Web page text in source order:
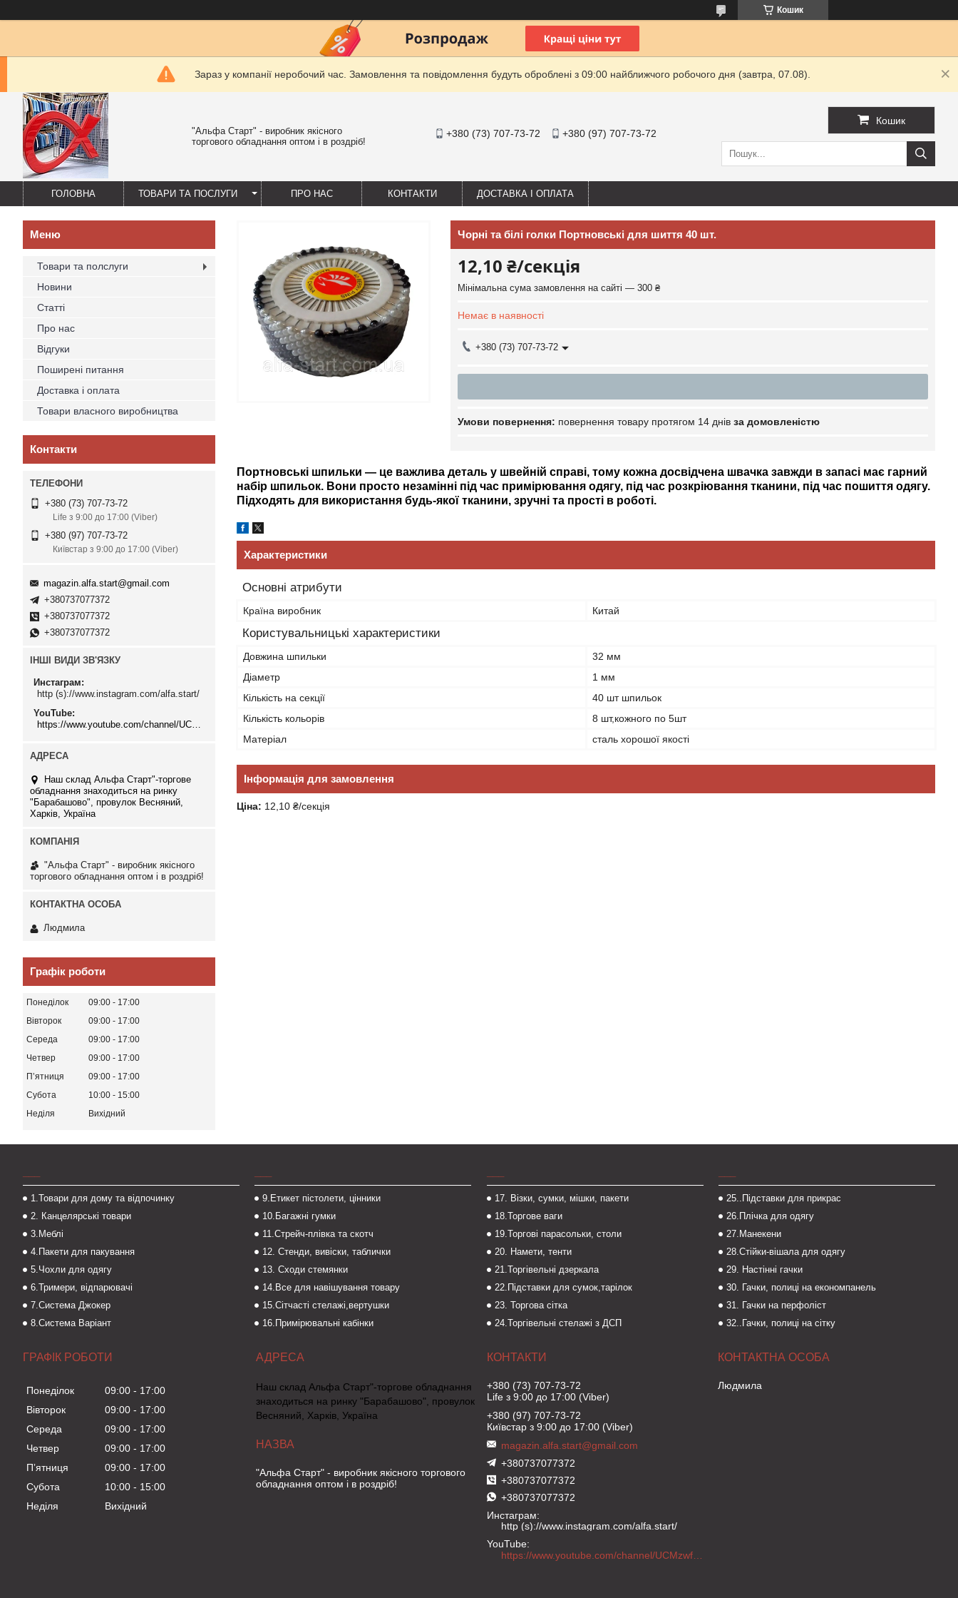
Кошик
Зараз у компанії неробочий час. Замовлення та повідомлення будуть оброблені з 09:00 найближчого робочого дня (завтра, 07.08).
"Альфа Старт" - виробник якісного
торгового обладнання оптом і в роздріб!
+380 (73) 707-73-72 +380 (97) 707-73-72
Кошик
ГОЛОВНА ТОВАРИ ТА ПОСЛУГИ ПРО НАС КОНТАКТИ ДОСТАВКА І ОПЛАТА
Чорні та білі голки Портновські для шиття 40 шт.
12,10 ₴/секція
Мінімальна сума замовлення на сайті — 300 ₴
Немає в наявності
+380 (73) 707-73-72
повернення товару протягом 14 днів за домовленістю
Портновські шпильки — це важлива деталь у швейній справі, тому кожна досвідчена швачка завжди в запасі має гарний
набір шпильок. Вони просто незамінні під час примірювання одягу, під час розкріювання тканини, під час пошиття одягу.
Підходять для використання будь-якої тканини, зручні та прості в роботі.
Характеристики
Основні атрибути
Країна виробник Китай
Користувальницькі характеристики
Довжина шпильки
32 мм
Діаметр
1 мм
Кількість на секції
40 шт шпильок
Кількість кольорів
8 шт,кожного по 5шт
Матеріал
сталь хорошої якості
Інформація для замовлення
Ціна: 12,10 ₴/секція
Товари та полслуги
Новини
Статті
Про нас
Відгуки
Поширені питання
Доставка і оплата
Товари власного виробництва
Контакти
+380 (73) 707-73-72
Life з 9:00 до 17:00 (Viber)
+380 (97) 707-73-72
Київстар з 9:00 до 17:00 (Viber)
magazin.alfa.start@gmail.com
+380737077372
+380737077372
+380737077372
ІНШІ ВИДИ ЗВ'ЯЗКУ
Инстаграм
http (s)://www.instagram.com/alfa.start/
YouTube
Наш склад Альфа Старт"-торгове
обладнання знаходиться на ринку
"Барабашово", провулок Весняний,
Харків, Україна
"Альфа Старт" - виробник якісного
торгового обладнання оптом і в роздріб!
Людмила
Графік роботи
Понеділок 09:00
17:00
Вівторок
09:00
17:00
Середа
09:00
17:00
Четвер
09:00
17:00
Пʼятниця
09:00
17:00
Субота
10:00
15:00
Неділя
Вихідний
1.Товари для дому та відпочинку
2. Канцелярські товари
3.Меблі
4.Пакети для пакування
5.Чохли для одягу
6.Тримери, відпарювачі
7.Система Джокер
8.Система Варіант
9.Етикет пістолети, цінники
10.Багажні гумки
11.Стрейч-плівка та скотч
12. Стенди, вивіски, таблички
13. Сходи стемянки
14.Все для навішування товару
15.Сітчасті стелажі,вертушки
16.Примірювальні кабінки
17. Візки, сумки, мішки, пакети
18.Торгове ваги
19.Торгові парасольки, столи
20. Намети, тенти
21.Торгівельні дзеркала
22.Підставки для сумок,тарілок
23. Торгова сітка
24.Торгівельні стелажі з ДСП
25..Підставки для прикрас
26.Плічка для одягу
27.Манекени
28.Стійки-вішала для одягу
29. Настінні гачки
30. Гачки, полиці на економпанель
31. Гачки на перфоліст
32..Гачки, полиці на сітку
ГРАФІК РОБОТИ
Понеділок 09:00
17:00
Вівторок
09:00
17:00
Середа
09:00
17:00
Четвер
09:00
17:00
Пʼятниця
09:00
17:00
Субота
10:00
15:00
Неділя
Вихідний
Наш склад Альфа Старт"-торгове обладнання
знаходиться на ринку "Барабашово", провулок
Весняний, Харків, Україна
"Альфа Старт" - виробник якісного торгового
обладнання оптом і в роздріб!
+380 (73) 707-73-72
Life з 9:00 до 17:00 (Viber)
+380 (97) 707-73-72
Київстар з 9:00 до 17:00 (Viber)
magazin.alfa.start@gmail.com
+380737077372
+380737077372
+380737077372
Инстаграм
http (s)://www.instagram.com/alfa.start/
YouTube
https://www.youtube.com/channel/UCMzwfuPdxogFIKF_nELVFNw
Людмила